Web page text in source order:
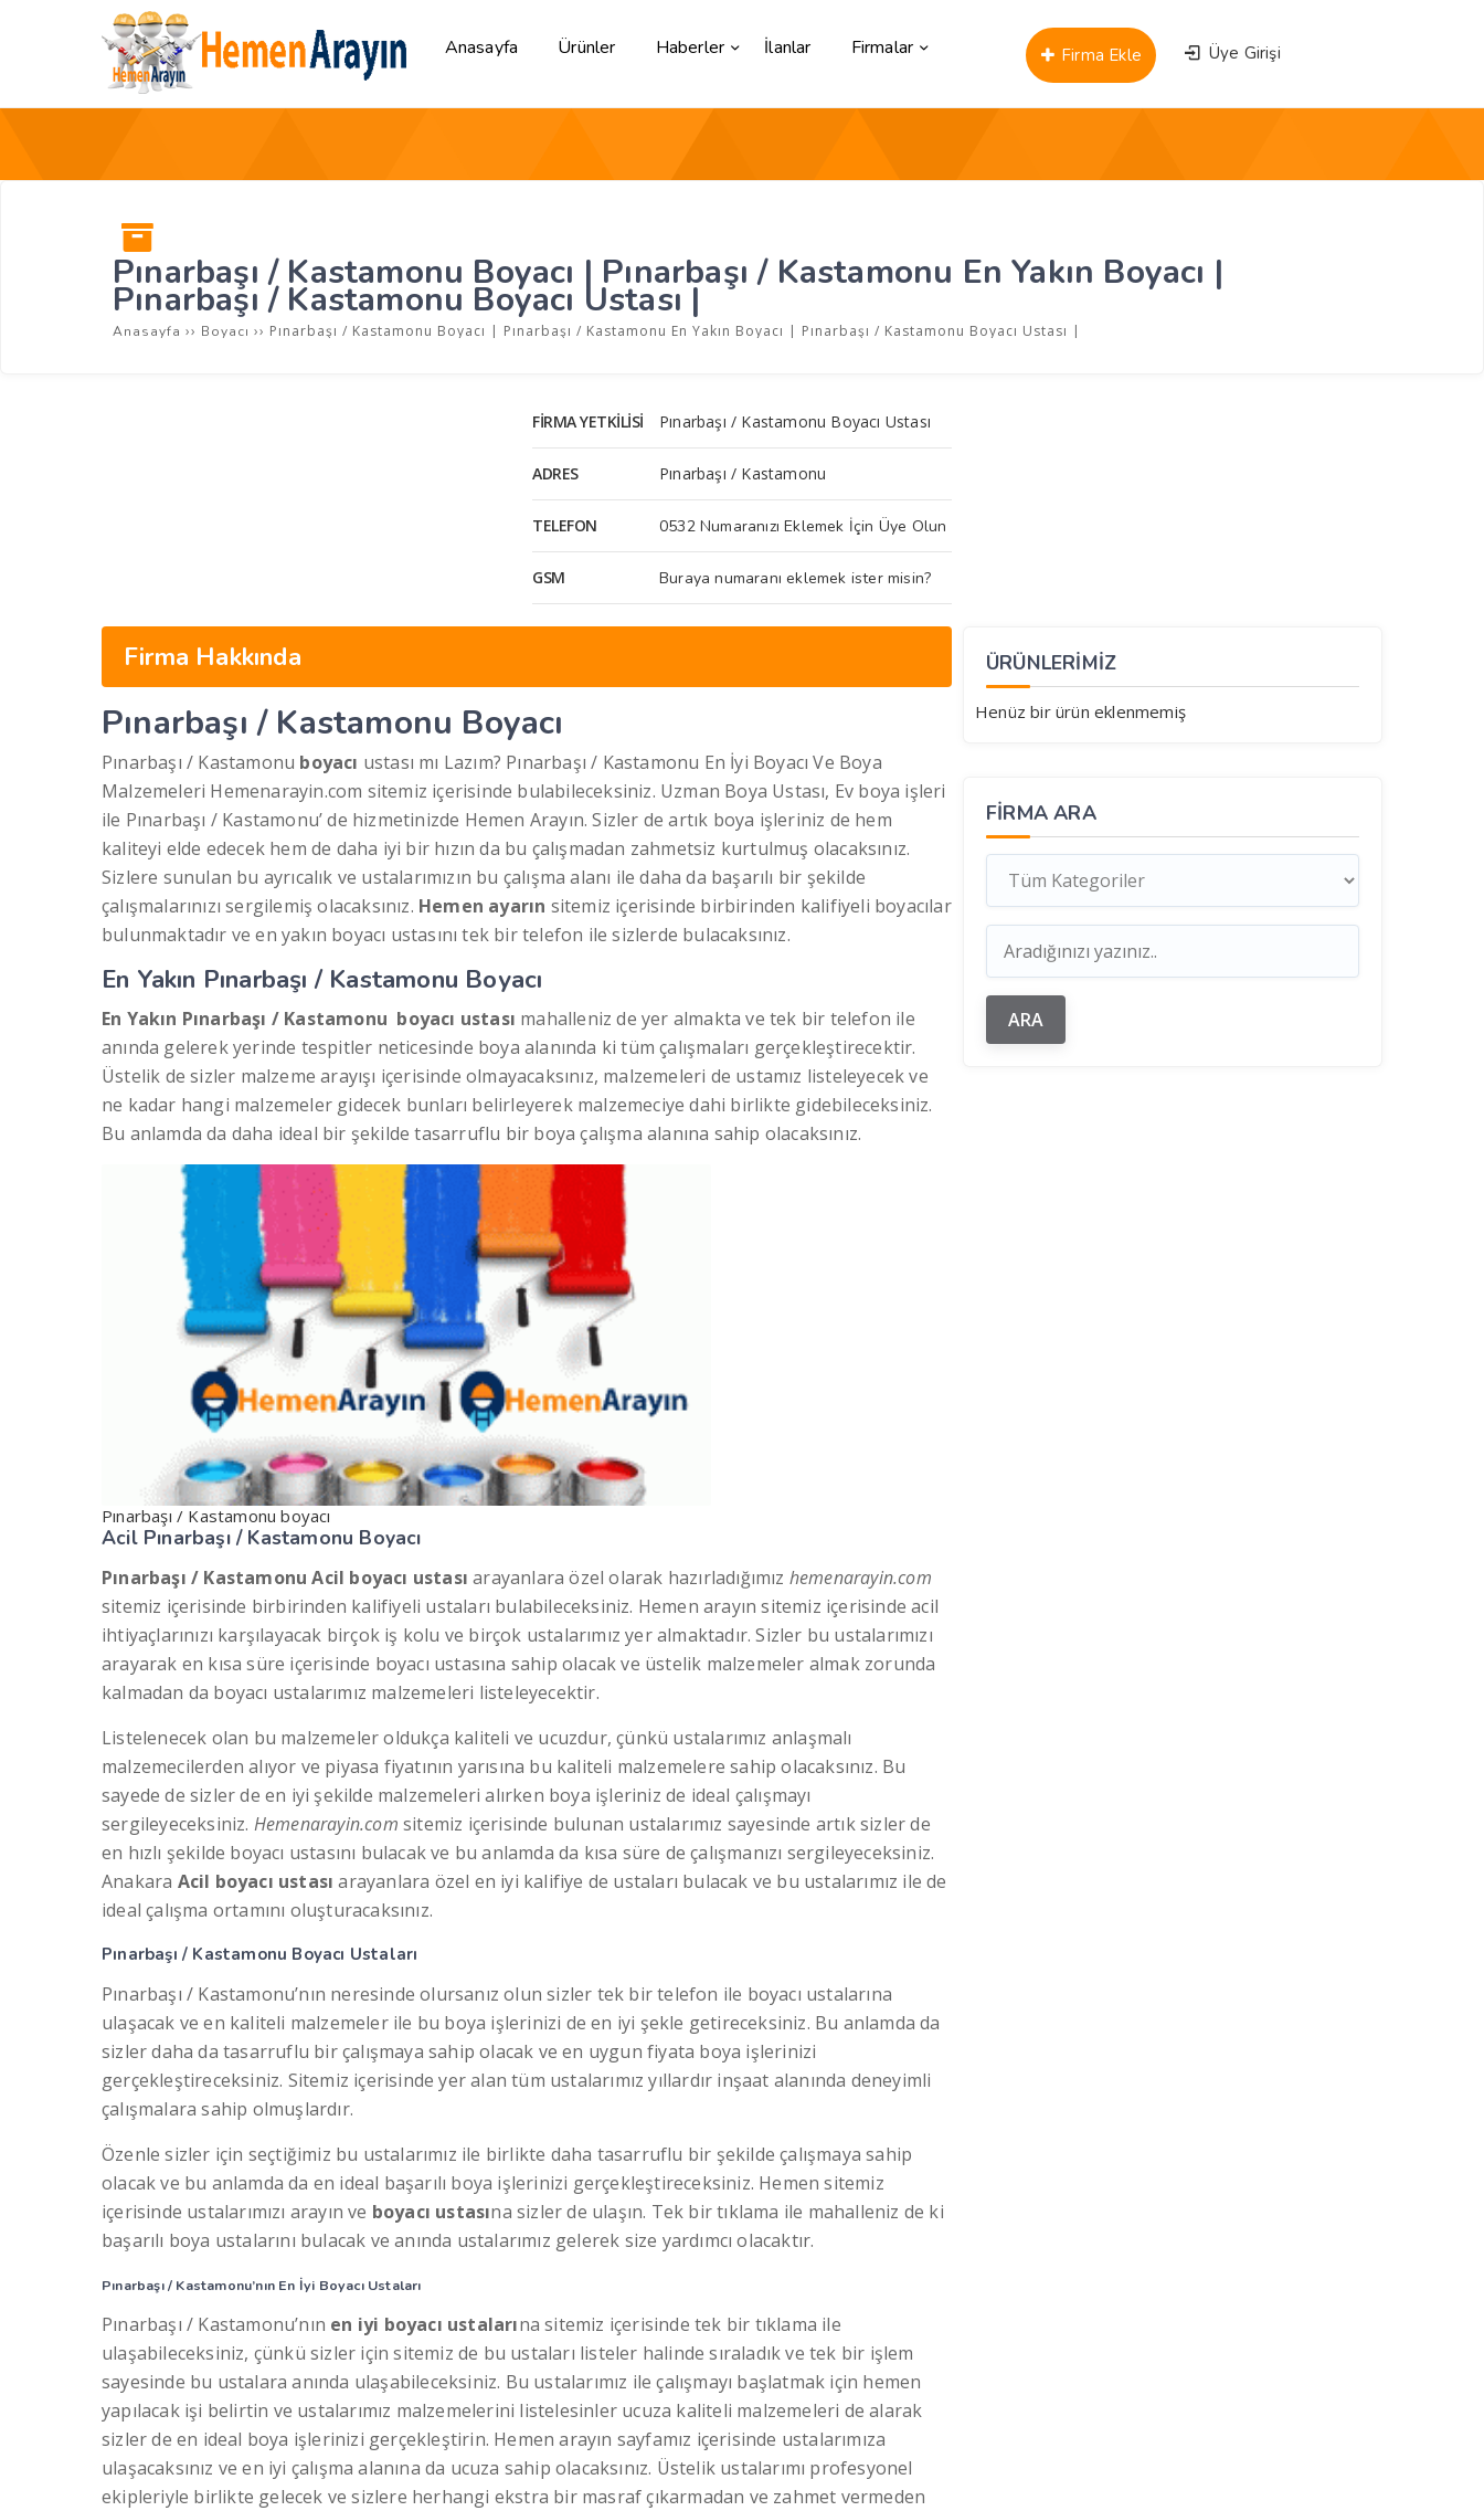
Anasayfa Ürünler Haberler İlanlar Firmalar Üye Girişi
Firma Ekle
Pınarbaşı / Kastamonu Boyacı | Pınarbaşı / Kastamonu En Yakın Boyacı |
Pınarbaşı / Kastamonu Boyacı Ustası |
Anasayfa ›› Boyacı ›› Pınarbaşı / Kastamonu Boyacı | Pınarbaşı / Kastamonu En Yakın Boyacı | Pınarbaşı / Kastamonu Boyacı Ustası |
FIRMA YETKILISI Pınarbaşı / Kastamonu Boyacı Ustası
ADRES Pınarbaşı / Kastamonu
TELEFON 0532 Numaranızı Eklemek İçin Üye Olun
GSM Buraya numaranı eklemek ister misin?
Firma Hakkında
Pınarbaşı / Kastamonu Boyacı
Pınarbaşı / Kastamonu boyacı ustası mı Lazım? Pınarbaşı / Kastamonu En İyi Boyacı Ve Boya
Malzemeleri Hemenarayin.com sitemiz içerisinde bulabileceksiniz. Uzman Boya Ustası, Ev boya işleri
ile Pınarbaşı / Kastamonu’ de hizmetinizde Hemen Arayın. Sizler de artık boya işleriniz de hem
kaliteyi elde edecek hem de daha iyi bir hızın da bu çalışmadan zahmetsiz kurtulmuş olacaksınız.
Sizlere sunulan bu ayrıcalık ve ustalarımızın bu çalışma alanı ile daha da başarılı bir şekilde
çalışmalarınızı sergilemiş olacaksınız. Hemen ayarın sitemiz içerisinde birbirinden kalifiyeli boyacılar
bulunmaktadır ve en yakın boyacı ustasını tek bir telefon ile sizlerde bulacaksınız.
En Yakın Pınarbaşı / Kastamonu Boyacı
En Yakın Pınarbaşı / Kastamonu boyacı ustası mahalleniz de yer almakta ve tek bir telefon ile
anında gelerek yerinde tespitler neticesinde boya alanında ki tüm çalışmaları gerçekleştirecektir.
Üstelik de sizler malzeme arayışı içerisinde olmayacaksınız, malzemeleri de ustamız listeleyecek ve
ne kadar hangi malzemeler gidecek bunları belirleyerek malzemeciye dahi birlikte gidebileceksiniz.
Bu anlamda da daha ideal bir şekilde tasarruflu bir boya çalışma alanına sahip olacaksınız.
Pınarbaşı / Kastamonu boyacı
Acil Pınarbaşı / Kastamonu Boyacı
Pınarbaşı / Kastamonu Acil boyacı ustası arayanlara özel olarak hazırladığımız hemenarayin.com
sitemiz içerisinde birbirinden kalifiyeli ustaları bulabileceksiniz. Hemen arayın sitemiz içerisinde acil
ihtiyaçlarınızı karşılayacak birçok iş kolu ve birçok ustalarımız yer almaktadır. Sizler bu ustalarımızı
arayarak en kısa süre içerisinde boyacı ustasına sahip olacak ve üstelik malzemeler almak zorunda
kalmadan da boyacı ustalarımız malzemeleri listeleyecektir.
Listelenecek olan bu malzemeler oldukça kaliteli ve ucuzdur, çünkü ustalarımız anlaşmalı
malzemecilerden alıyor ve piyasa fiyatının yarısına bu kaliteli malzemelere sahip olacaksınız. Bu
sayede de sizler de en iyi şekilde malzemeleri alırken boya işleriniz de ideal çalışmayı
sergileyeceksiniz. Hemenarayin.com sitemiz içerisinde bulunan ustalarımız sayesinde artık sizler de
en hızlı şekilde boyacı ustasını bulacak ve bu anlamda da kısa süre de çalışmanızı sergileyeceksiniz.
Anakara Acil boyacı ustasıarayanlara özel en iyi kalifiye de ustaları bulacak ve bu ustalarımız ile de
ideal çalışma ortamını oluşturacaksınız.
Pınarbaşı / Kastamonu Boyacı Ustaları
Pınarbaşı / Kastamonu’nın neresinde olursanız olun sizler tek bir telefon ile boyacı ustalarına
ulaşacak ve en kaliteli malzemeler ile bu boya işlerinizi de en iyi şekle getireceksiniz. Bu anlamda da
sizler daha da tasarruflu bir çalışmaya sahip olacak ve en uygun fiyata boya işlerinizi
gerçekleştireceksiniz. Sitemiz içerisinde yer alan tüm ustalarımız yıllardır inşaat alanında deneyimli
çalışmalara sahip olmuşlardır.
Özenle sizler için seçtiğimiz bu ustalarımız ile birlikte daha tasarruflu bir şekilde çalışmaya sahip
olacak ve bu anlamda da en ideal başarılı boya işlerinizi gerçekleştireceksiniz. Hemen sitemiz
içerisinde ustalarımızı arayın ve boyacı ustasına sizler de ulaşın. Tek bir tıklama ile mahalleniz de ki
başarılı boya ustalarını bulacak ve anında ustalarımız gelerek size yardımcı olacaktır.
Pınarbaşı / Kastamonu’nın En İyi Boyacı Ustaları
Pınarbaşı / Kastamonu’nın en iyi boyacı ustalarına sitemiz içerisinde tek bir tıklama ile
ulaşabileceksiniz, çünkü sizler için sitemiz de bu ustaları listeler halinde sıraladık ve tek bir işlem
sayesinde bu ustalara anında ulaşabileceksiniz. Bu ustalarımız ile çalışmayı başlatmak için hemen
yapılacak işi belirtin ve ustalarımız malzemelerini listelesinler ucuza kaliteli malzemeleri de alarak
sizler de en ideal boya işlerinizi gerçekleştirin. Hemen arayın sayfamız içerisinde ustalarımıza
ulaşacaksınız ve en iyi çalışma alanına da ucuza sahip olacaksınız. Üstelik ustalarımı profesyonel
ekipleriyle birlikte gelecek ve sizlere herhangi ekstra bir masraf çıkarmadan ve zahmet vermeden
ÜRÜNLERİMİZ
Henüz bir ürün eklenmemiş
FIRMA ARA